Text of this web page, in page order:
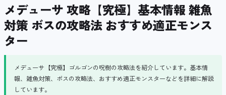
メデューサ 攻略【究極】基本情報 雑魚
対策 ボスの攻略法 おすすめ適正モンス
ター
メデューサ【究極】ゴルゴンの呪樹の攻略法を紹介しています。基本情
報、雑魚対策、ボスの攻略法、おすすめ適正モンスターなどを詳細に解説
しています。